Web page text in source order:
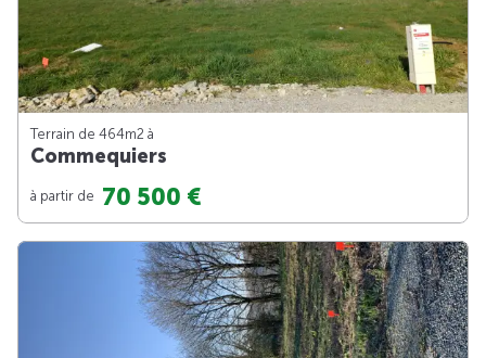
Terrain de 464m2 à
Commequiers
à partir de 70 500 €